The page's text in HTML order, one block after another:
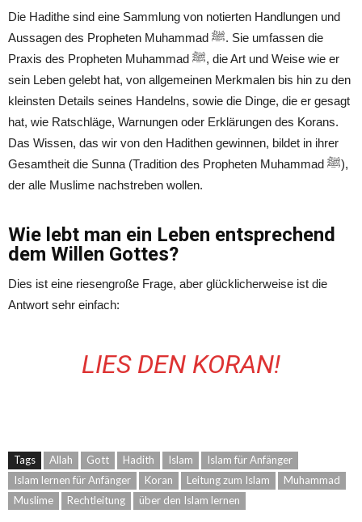
Die Hadithe sind eine Sammlung von notierten Handlungen und
Aussagen des Propheten Muhammad ﷺ. Sie umfassen die
Praxis des Propheten Muhammad ﷺ, die Art und Weise wie er
sein Leben gelebt hat, von allgemeinen Merkmalen bis hin zu den
kleinsten Details seines Handelns, sowie die Dinge, die er gesagt
hat, wie Ratschläge, Warnungen oder Erklärungen des Korans.
Das Wissen, das wir von den Hadithen gewinnen, bildet in ihrer
Gesamtheit die Sunna (Tradition des Propheten Muhammad ﷺ),
der alle Muslime nachstreben wollen.
Wie lebt man ein Leben entsprechend
dem Willen Gottes?
Dies ist eine riesengroße Frage, aber glücklicherweise ist die
Antwort sehr einfach:
LIES DEN KORAN!
Tags Allah Gott Hadith Islam
Islam für Anfänger
Islam lernen für Anfänger
Koran Leitung zum Islam
Muhammad
Muslime
Rechtleitung über den Islam lernen